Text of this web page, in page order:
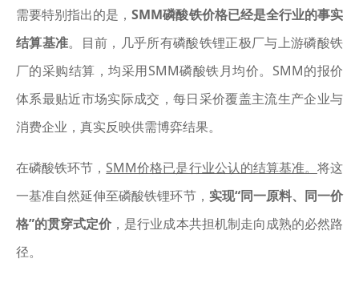
需要特别指出的是，SMM磷酸铁价格已经是全行业的事实
结算基准。目前，几乎所有磷酸铁锂正极厂与上游磷酸铁
厂的采购结算，均采用SMM磷酸铁月均价。SMM的报价
体系最贴近市场实际成交，每日采价覆盖主流生产企业与
消费企业，真实反映供需博弈结果。
在磷酸铁环节，SMM价格已是行业公认的结算基准。 将这
一基准自然延伸至磷酸铁锂环节， 实现“同一原料、同一价
格”的贯穿式定价 ，是行业成本共担机制走向成熟的必然路
径。